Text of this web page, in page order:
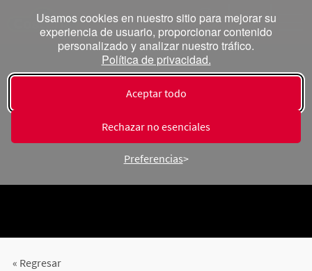
Usamos cookies en nuestro sitio para mejorar su
experiencia de usuario, proporcionar contenido
personalizado y analizar nuestro tráfico.
Política de privacidad.
Aceptar todo
Rechazar no esenciales
Preferencias
« Regresar